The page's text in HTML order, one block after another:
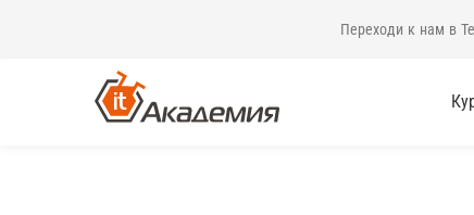
Переходи к нам в